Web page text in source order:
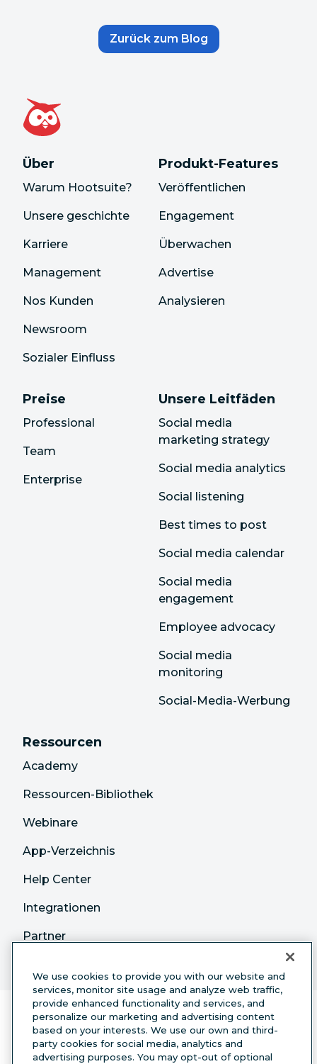
Zurück zum Blog
Über
Warum Hootsuite?
Unsere geschichte
Karriere
Management
Nos Kunden
Newsroom
Sozialer Einfluss
Produkt-Features
Veröffentlichen
Engagement
Überwachen
Advertise
Analysieren
Preise
Professional
Team
Enterprise
Unsere Leitfäden
Social media
marketing strategy
Social media analytics
Social listening
Best times to post
Social media calendar
Social media
engagement
Employee advocacy
Social media
monitoring
Social-Media-Werbung
Ressourcen
Academy
Ressourcen-Bibliothek
Webinare
App-Verzeichnis
Help Center
Integrationen
Partner
We use cookies to provide you with our website and
services, monitor site usage and analyze web traffic,
provide enhanced functionality and services, and
personalize our marketing and advertising content
based on your interests. We use our own and third-
party cookies for social media, analytics and
advertising purposes. You may opt-out of optional